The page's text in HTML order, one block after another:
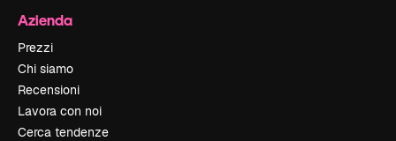
Azienda
Prezzi
Chi siamo
Recensioni
Lavora con noi
Cerca tendenze